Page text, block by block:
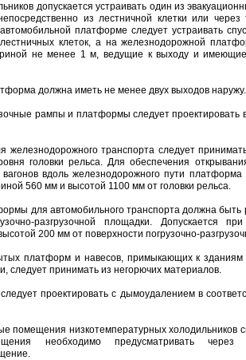
допускается устраивать один из
из лестничной клетки или через
платформе следует устраивать
клеток, а на железнодорожной
не менее 1 м, ведущие к выходу и имеющие
должна иметь не менее двух выходов наружу.
рампы и платформы следует проектировать
железнодорожного транспорта следует
головки рельса. Для обеспечения
вагонов вдоль железнодорожного пути
560 мм и высотой 1100 мм от головки рельса.
для автомобильного транспорта должна
разгрузочной площадки. Допускается
200 мм от поверхности погрузочно-
платформ и навесов, примыкающих к зданиям
следует принимать из негорючих материалов.
проектировать с дымоудалением в
помещения низкотемпературных холодильников
необходимо предусматривать